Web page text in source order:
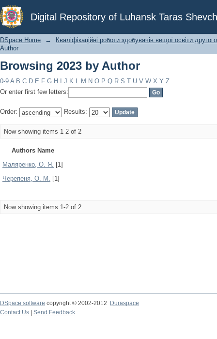
Digital Repository of Luhansk Taras
Browsing 2023 by Author
DSpace Home →
Кваліфікаційні роботи здобувачів вищої освіти
Author
Browsing 2023 by Author
0-9 A B C D E F G H J K L M N O P Q R S T U V W X Y Z
Or enter first few letters:
Order: Results:
Now showing items 1-2 of 2
Authors Name
Маляренко, О. Я. [1]
Черепеня, О. М. [1]
Now showing items 1-2 of 2
DSpace software copyright © 2002-2012
Duraspace
Contact Us
Send Feedback